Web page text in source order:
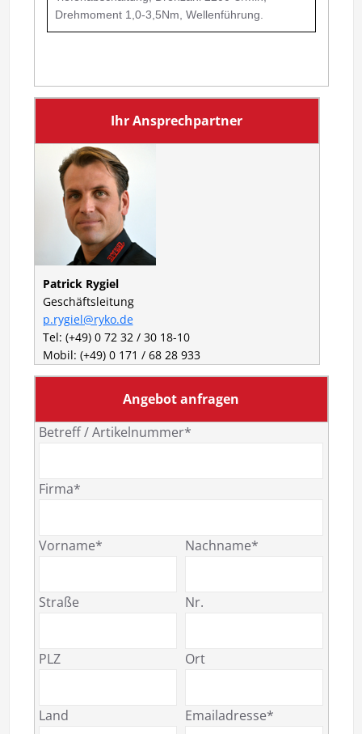
Drehmoment 1,0-3,5Nm, Wellenführung.
Ihr Ansprechpartner
Patrick Rygiel
Geschäftsleitung
p.rygiel@ryko.de
Tel: (+49) 0 72 32 / 30 18-10
Mobil: (+49) 0 171 / 68 28 933
Angebot anfragen
Betreff / Artikelnummer*
Firma*
Vorname* Nachname*
Straße Nr.
PLZ Ort
Land Emailadresse*